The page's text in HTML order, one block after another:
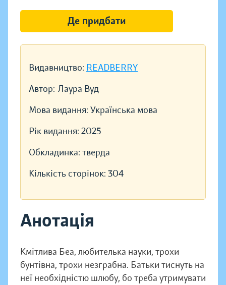
Видавництво: READBERRY
Автор: Лаура Вуд
Мова видання: Українська мова
Рік видання: 2025
Обкладинка: тверда
Кількість сторінок: 304
Анотація
Кмітлива Беа, любителька науки, трохи
бунтівна, трохи незграбна. Батьки тиснуть на
неї необхідністю шлюбу, бо треба утримувати
Де придбати